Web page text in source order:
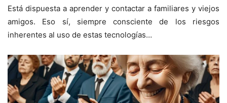
Está dispuesta a aprender y contactar a familiares y viejos
amigos. Eso sí, siempre consciente de los riesgos
inherentes al uso de estas tecnologías…